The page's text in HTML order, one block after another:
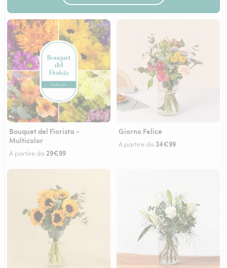
Bouquet del Fiorista -
Multicolor
A partire da 29€99
Giorno Felice
A partire da 34€99